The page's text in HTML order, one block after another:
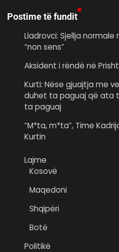
Postime të fundit
Lladrovci: Sjellja
“non sens”
Aksident i rëndë në
Kurti: Nëse gjuajtja me
duhet ta paguaj që ata
ta paguaj
“M*ta, m*ta”, Time
Kurtin
Lajme
Kosovë
Maqedoni
Shqipëri
Botë
Politikë